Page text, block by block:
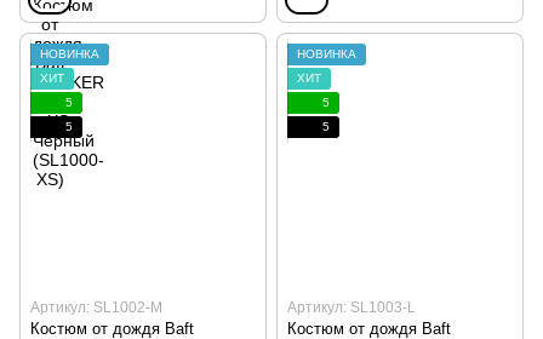
НОВИНКА
ХИТ
5
5
Артикул: SL1002-M
Костюм от дождя Baft
НОВИНКА
ХИТ
5
5
Артикул: SL1003-L
Костюм от дождя Baft